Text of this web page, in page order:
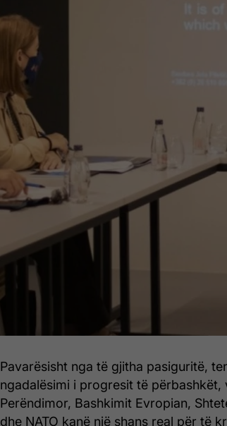
Pavarësisht nga të gjitha pasiguritë,
ngadalësimi i progresit të përbashkët,
Perëndimor, Bashkimit Evropian,
dhe NATO kanë një shans real për të